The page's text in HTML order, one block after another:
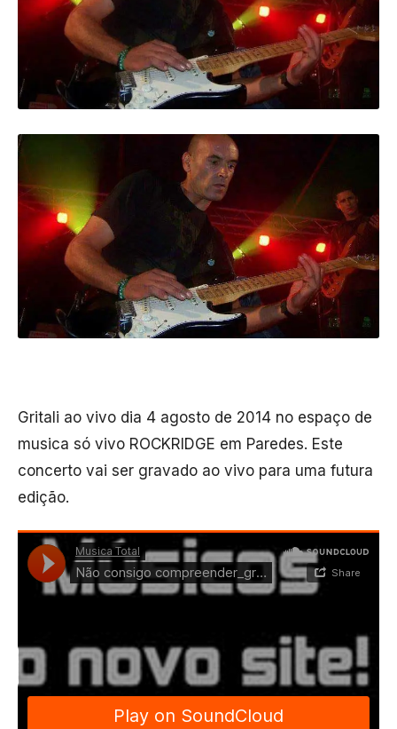
Gritali ao vivo dia 4 agosto de 2014 no espaço de
musica só vivo ROCKRIDGE em Paredes. Este
concerto vai ser gravado ao vivo para uma futura
edição.